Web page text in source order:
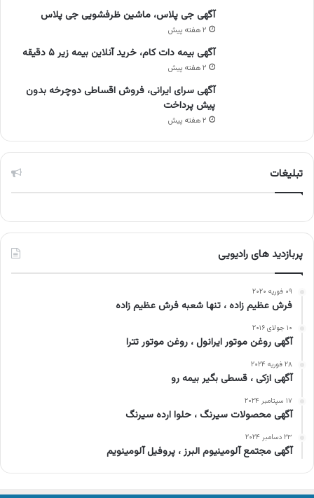
آگهی جی پلاس، ماشین ظرفشویی جی پلاس
۲ هفته پیش
آگهی بیمه دات کام، خرید آنلاین بیمه زیر ۵ دقیقه
۲ هفته پیش
آگهی سرای ایرانی، فروش اقساطی دوچرخه بدون
پیش پرداخت
۲ هفته پیش
تبلیغات
پربازدید های رادیویی
۰۹ فوریه ۲۰۲۰
فرش عظیم زاده ، تنها شعبه فرش عظیم زاده
۱۰ جولای ۲۰۱۶
آگهی روغن موتور ایرانول ، روغن موتور تترا
۲۸ فوریه ۲۰۲۴
آگهی ازکی ، قسطی بگیر بیمه رو
۱۷ سپتامبر ۲۰۲۴
آگهی محصولات سیرنگ ، حلوا ارده سیرنگ
۲۳ دسامبر ۲۰۲۴
آگهی مجتمع آلومینیوم البرز ، پروفیل آلومینویم